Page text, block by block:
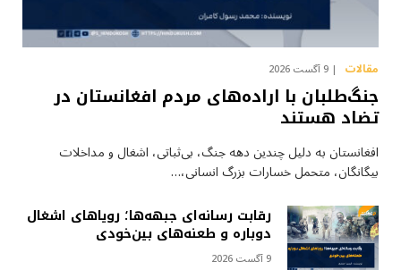
مقالات 9 آگست 2026
جنگ‌طلبان با اراده‌های مردم افغانستان در
تضاد هستند
افغانستان به دلیل چندین دهه جنگ، بی‌ثباتی، اشغال و مداخلات
بیگانگان، متحمل خسارات بزرگ انسانی،…
رقابت رسانه‌ای جبهه‌ها؛ رویاهای اشغال
دوباره و طعنه‌های بین‌خودی
9 آگست 2026